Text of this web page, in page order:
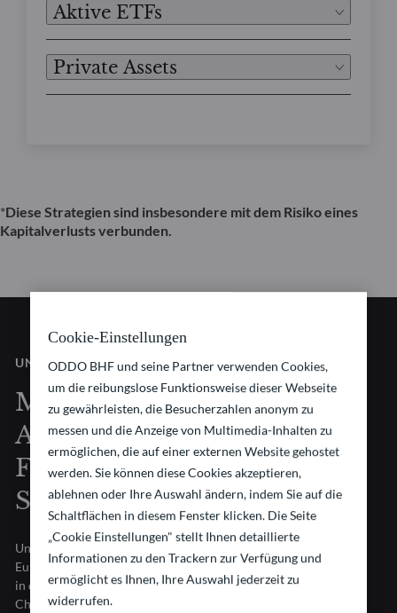
Aktive ETFs
Private Assets
*Diese Strategien sind insbesondere mit dem Risiko eines
Kapitalverlusts verbunden.
UNSERE VISION
Mit innovativen
Anlagestrategien für die
Finanzmärkte an die
Spitze
Unsere Stärke? Wir sind in allen wichtigen Finanzzentren
Europas präsent. Diese Nähe verschafft uns tiefe Einblicke
in die Märkte. So können wir Herausforderungen in
Chancen verwandeln und Ihnen Anlagelösungen bieten, die
Cookie-Einstellungen
ODDO BHF und seine Partner verwenden Cookies,
um die reibungslose Funktionsweise dieser Webseite
zu gewährleisten, die Besucherzahlen anonym zu
messen und die Anzeige von Multimedia-Inhalten zu
ermöglichen, die auf einer externen Website gehostet
werden. Sie können diese Cookies akzeptieren,
ablehnen oder Ihre Auswahl ändern, indem Sie auf die
Schaltflächen in diesem Fenster klicken. Die Seite
„Cookie Einstellungen" stellt Ihnen detaillierte
Informationen zu den Trackern zur Verfügung und
ermöglicht es Ihnen, Ihre Auswahl jederzeit zu
widerrufen.